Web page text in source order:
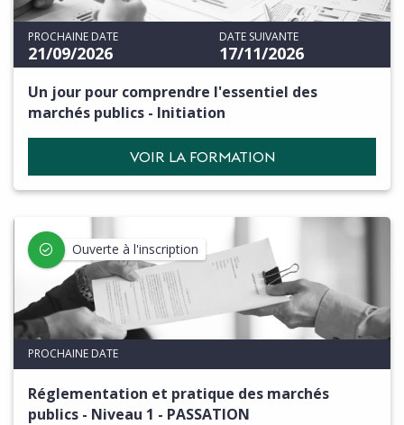
PROCHAINE DATE
21/09/2026
DATE SUIVANTE
17/11/2026
Un jour pour comprendre l'essentiel des
marchés publics - Initiation
VOIR LA FORMATION
Ouverte à l'inscription
PROCHAINE DATE
Réglementation et pratique des marchés
publics - Niveau 1 - PASSATION